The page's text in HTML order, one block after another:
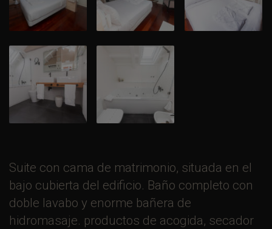
Suite con cama de matrimonio, situada en el
bajo cubierta del edificio. Baño completo con
doble lavabo y enorme bañera de
hidromasaje. productos de acogida, secador